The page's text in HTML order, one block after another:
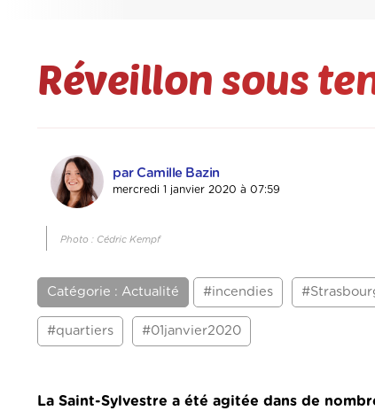
Réveillon sous
par Camille Bazin
mercredi 1 janvier 2020 à 07:59
Photo : Cédric Kempf
Catégorie : Actualité #incendies
#quartiers #01janvier2020
La Saint-Sylvestre a été agitée dans de